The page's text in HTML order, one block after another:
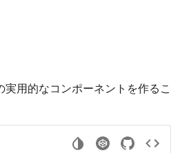
用的なコンポーネントを作るこ